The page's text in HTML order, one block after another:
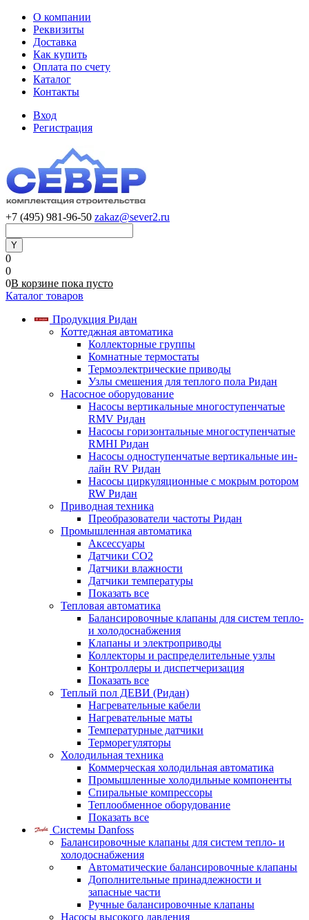
О компании
Реквизиты
Доставка
Как купить
Оплата по счету
Каталог
Контакты
Вход
Регистрация
+7 (495) 981-96-50 zakaz@sever2.ru
0
0
0В корзине пока пусто
Каталог товаров
Продукция Ридан
Коттеджная автоматика
Коллекторные группы
Комнатные термостаты
Термоэлектрические приводы
Узлы смешения для теплого пола Ридан
Насосное оборудование
Насосы вертикальные многоступенчатые
RMV Ридан
Насосы горизонтальные многоступенчатые
RMHI Ридан
Насосы одноступенчатые вертикальные ин-
лайн RV Ридан
Насосы циркуляционные с мокрым ротором
RW Ридан
Приводная техника
Преобразователи частоты Ридан
Промышленная автоматика
Аксессуары
Датчики CO2
Датчики влажности
Датчики температуры
Показать все
Тепловая автоматика
Балансировочные клапаны для систем тепло-
и холодоснабжения
Клапаны и электроприводы
Коллекторы и распределительные узлы
Контроллеры и диспетчеризация
Показать все
Теплый пол ДЕВИ (Ридан)
Нагревательные кабели
Нагревательные маты
Температурные датчики
Терморегуляторы
Холодильная техника
Коммерческая холодильная автоматика
Промышленные холодильные компоненты
Спиральные компрессоры
Теплообменное оборудование
Показать все
Системы Danfoss
Балансировочные клапаны для систем тепло- и
холодоснабжения
Автоматические балансировочные клапаны
Дополнительные принадлежности и
запасные части
Ручные балансировочные клапаны
Насосы высокого давления